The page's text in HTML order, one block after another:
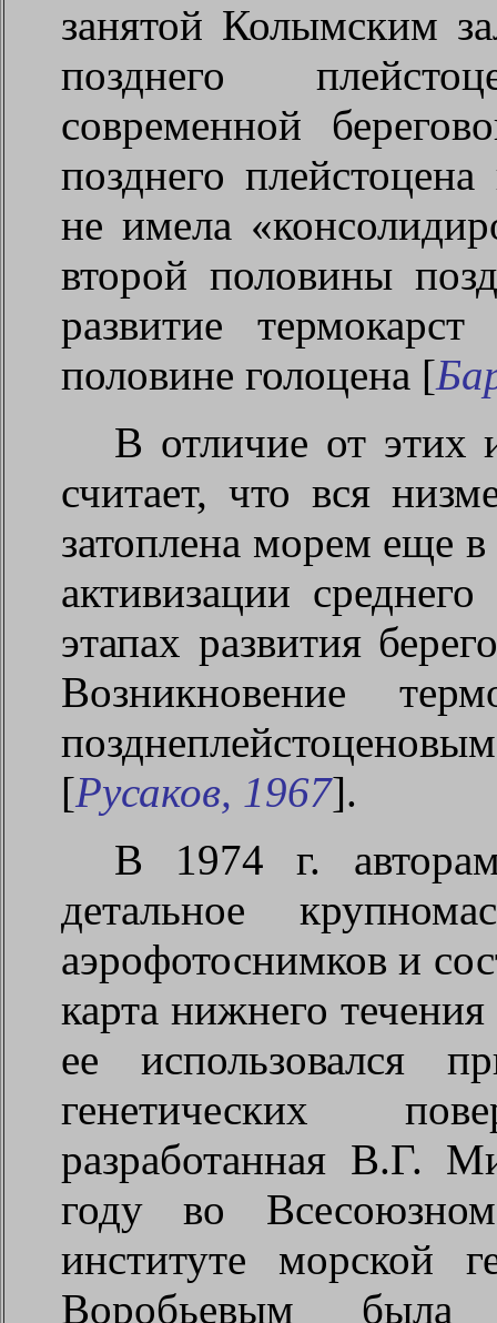
занятой Колымским
позднего
современной
позднего
не имела
второй половины
развитие
половине голоцена [
В отличие от этих
считает, что вся
затоплена морем еще
активизации
этапах развития
Возникновение
[Русаков, 1967].
В 1974 г.
детальное
аэрофотоснимков и
карта нижнего
ее использовался
генетических
разработанная В.Г.
году во Всесоюзном
институте морской
Воробьевым была